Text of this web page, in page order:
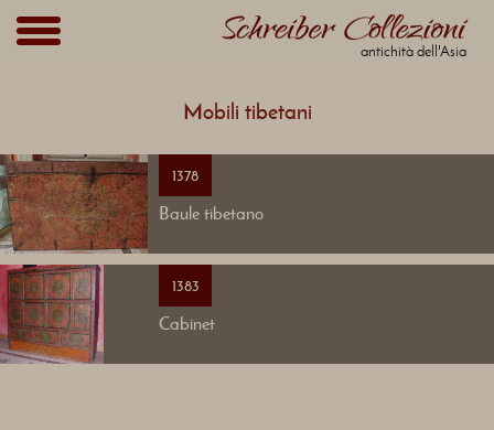
antichità dell'Asia
Mobili tibetani
1378
Baule tibetano
1383
Cabinet